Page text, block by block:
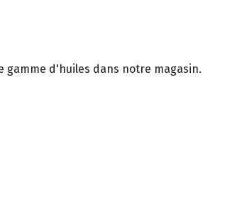
d'huiles dans notre magasin.